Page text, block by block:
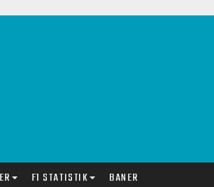
F1 STATISTIK BANER